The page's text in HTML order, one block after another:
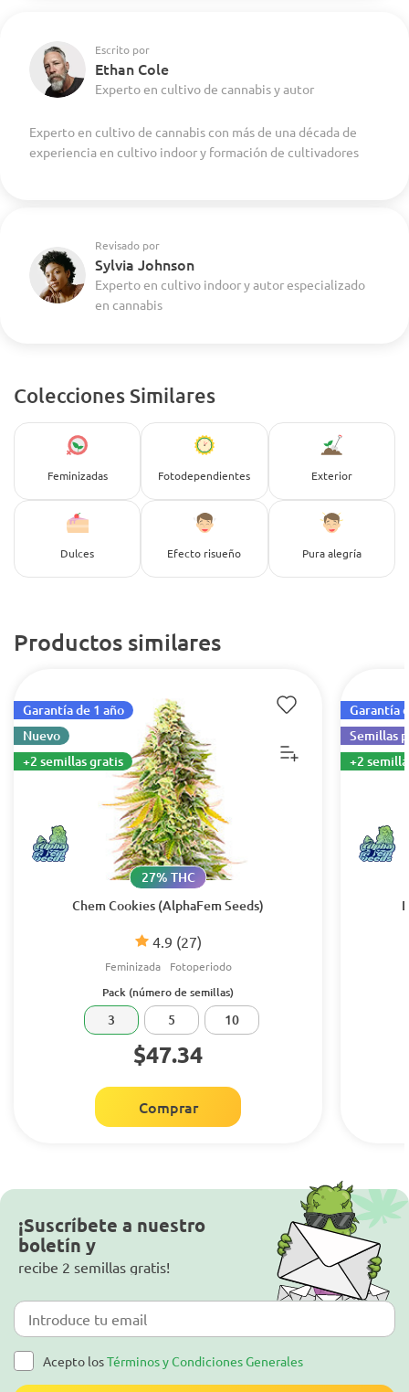
Escrito por
Ethan Cole
Experto en cultivo de cannabis y autor
Experto en cultivo de cannabis con más de una década de
experiencia en cultivo indoor y formación de cultivadores
Revisado por
Sylvia Johnson
Experto en cultivo indoor y autor especializado
en cannabis
Colecciones Similares
Feminizadas Fotodependientes Exterior
Dulces Efecto risueño Pura alegría
Productos similares
Chem Cookies (AlphaFem Seeds)
4.9 (27)
27% THC
Feminizada Fotoperiodo
Garantía de 1 año
Nuevo
+2 semillas gratis
Pack (número de semillas)
3 5 10
$47.34
Comprar
Garantía
Semillas
+2
¡Suscríbete a nuestro
boletín y
recibe 2 semillas gratis!
Acepto losTérminos y Condiciones Generales